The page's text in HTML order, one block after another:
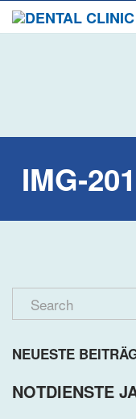
IMG-
NEUESTE
NOTDIENSTE